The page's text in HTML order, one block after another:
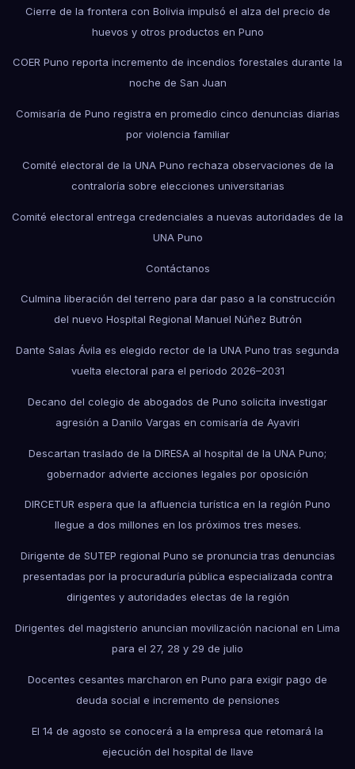
Cierre de la frontera con Bolivia impulsó el alza del precio de
huevos y otros productos en Puno
COER Puno reporta incremento de incendios forestales durante la
noche de San Juan
Comisaría de Puno registra en promedio cinco denuncias diarias
por violencia familiar
Comité electoral de la UNA Puno rechaza observaciones de la
contraloría sobre elecciones universitarias
Comité electoral entrega credenciales a nuevas autoridades de la
UNA Puno
Contáctanos
Culmina liberación del terreno para dar paso a la construcción
del nuevo Hospital Regional Manuel Núñez Butrón
Dante Salas Ávila es elegido rector de la UNA Puno tras segunda
vuelta electoral para el periodo 2026–2031
Decano del colegio de abogados de Puno solicita investigar
agresión a Danilo Vargas en comisaría de Ayaviri
Descartan traslado de la DIRESA al hospital de la UNA Puno;
gobernador advierte acciones legales por oposición
DIRCETUR espera que la afluencia turística en la región Puno
llegue a dos millones en los próximos tres meses.
Dirigente de SUTEP regional Puno se pronuncia tras denuncias
presentadas por la procuraduría pública especializada contra
dirigentes y autoridades electas de la región
Dirigentes del magisterio anuncian movilización nacional en Lima
para el 27, 28 y 29 de julio
Docentes cesantes marcharon en Puno para exigir pago de
deuda social e incremento de pensiones
El 14 de agosto se conocerá a la empresa que retomará la
ejecución del hospital de Ilave